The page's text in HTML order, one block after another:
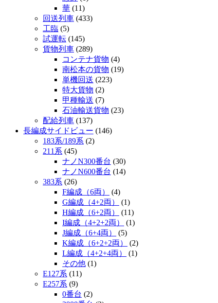
華 (11)
回送列車 (433)
工臨 (5)
試運転 (145)
貨物列車 (289)
コンテナ貨物 (4)
南松本の貨物 (19)
単機回送 (223)
特大貨物 (2)
甲種輸送 (7)
石油輸送貨物 (23)
配給列車 (137)
長編成サイドビュー (146)
183系/189系 (2)
211系 (45)
ナノN300番台 (30)
ナノN600番台 (14)
383系 (26)
F編成（6両）
(4)
G編成（4+2両）
(1)
H編成（6+2両）
(11)
I編成（4+2+2両）
(1)
J編成（6+4両）
(5)
K編成（6+2+2両）
(2)
L編成（4+2+4両）
(1)
その他 (1)
E127系 (11)
E257系 (9)
0番台 (2)